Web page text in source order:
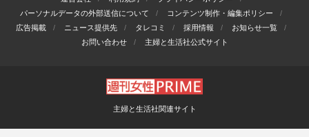
パーソナルデータの外部送信について
コンテンツ制作・編集ポリシー
広告掲載
ニュース提供先 タレコミ 採用情報
お知らせ一覧
お問い合わせ
主婦と生活社公式サイト
主婦と生活社関連サイト